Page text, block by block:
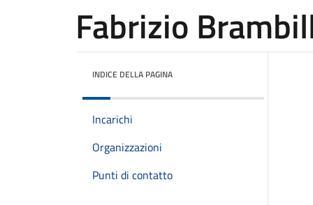
Fabrizio
INDICE DELLA PAGINA
Incarichi
Organizzazioni
Punti di contatto